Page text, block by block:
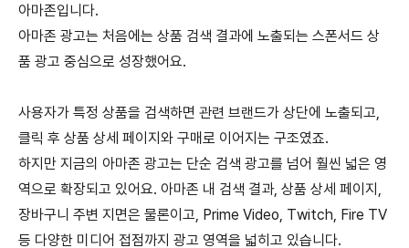
아마존입니다.
아마존 광고는 처음에는 상품 검색 결과에 노출되는 스폰서드 상
품 광고 중심으로 성장했어요.
사용자가 특정 상품을 검색하면 관련 브랜드가 상단에 노출되고
클릭 후 상품 상세 페이지와 구매로 이어지는 구조였죠.
하지만 지금의 아마존 광고는 단순 검색 광고를 넘어 훨씬 넓은 영
역으로 확장되고 있어요. 아마존 내 검색 결과, 상품 상세 페이지
장바구니 주변 지면은 물론이고 , Prime Video, Twitch, Fire TV
등 다양한 미디어 접점까지 광고 영역을 넓히고 있습니다.